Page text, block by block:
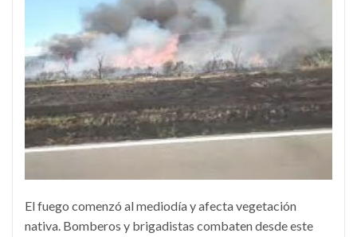
El fuego comenzó al mediodía y afecta vegetación
nativa. Bomberos y brigadistas combaten desde este